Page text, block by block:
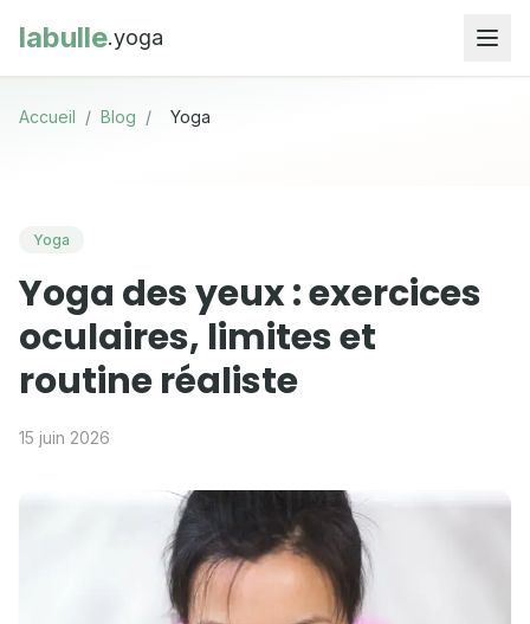
labulle.yoga
Accueil / Blog / Yoga
Yoga
Yoga des yeux : exercices
oculaires, limites et
routine réaliste
15 juin 2026